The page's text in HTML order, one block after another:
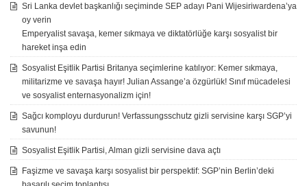
Sri Lanka devlet başkanlığı seçiminde SEP adayı Pani Wijesiriwardena’ya
oy verin
Emperyalist savaşa, kemer sıkmaya ve diktatörlüğe karşı sosyalist bir
hareket inşa edin
Sosyalist Eşitlik Partisi Britanya seçimlerine katılıyor: Kemer sıkmaya,
militarizme ve savaşa hayır! Julian Assange’a özgürlük! Sınıf mücadelesi
ve sosyalist enternasyonalizm için!
Sağcı komployu durdurun! Verfassungsschutz gizli servisine karşı SGP’yi
savunun!
Sosyalist Eşitlik Partisi, Alman gizli servisine dava açtı
Faşizme ve savaşa karşı sosyalist bir perspektif: SGP’nin Berlin’deki